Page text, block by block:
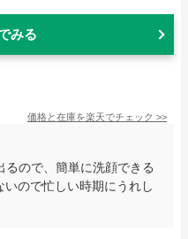
みる
価格と在庫を楽天でチェック >>
ので、簡単に洗顔できる
ので忙しい時期にうれし